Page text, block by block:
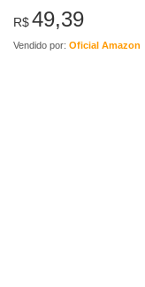
R$49,39
Vendido por: Oficial Amazon